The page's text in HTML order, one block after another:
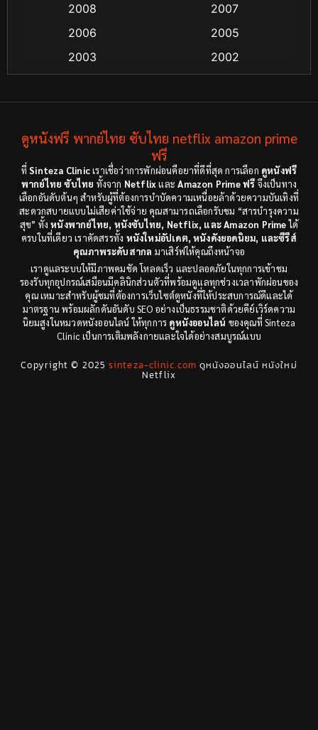
Crime อาชญากรรม (48)
Cult Film(4)
Dance เต้น (6)
Detective สืบสวน(18)
Disaster(9)
Disney+(8)
Documentary สารคดี(12)
Documentary สารคดี(3)
Drama ดราม่า(278)
Drama ดราม่า(29)
2008
2007
2006
2005
2003
2002
1998
1997
1971
1962
ดูหนังฟรี พากย์ไทย ซับไทย netflix amazon prime
ฟรี
ที่Sinteza Clinicเราเชื่อว่าการพักผ่อนคือยาที่ดีที่สุด การเลือก ดูหนังฟรี
พากย์ไทย ซับไทย ทั้งจาก NetflixและAmazon Prime ฟรี จึงเป็นทาง
เลือกอันดับต้นๆ สำหรับผู้ที่ต้องการบำบัดความเหนื่อยล้าด้วยความบันเทิงที่
สะดวกสบายแบบไม่เสียค่าใช้จ่าย คุณสามารถเลือกรับชม “สารบำรุงความ
สุข” ทั้งหนังพากย์ไทย, หนังซับไทย, Netflix, และ Amazon Primeได้
ครบในที่เดียว เราคัดสรรทั้ง หนังใหม่อัปเดต, หนังดังยอดนิยม, และซีรีส์
คุณภาพระดับสากล มาเสิร์ฟให้คุณถึงหน้าจอ
เราดูแลระบบให้มีภาพคมชัด โหลดเร็ว และปลอดภัยในทุกการเข้าชม
รองรับทุกอุปกรณ์เสมือนมีคลินิกส่วนตัวที่พร้อมดูแลทุกช่วงเวลาพักผ่อนของ
คุณ เหมาะสำหรับผู้ชมที่ต้องการเว็บไซต์ดูหนังที่ให้ประสบการณ์ดีและได้
มาตรฐาน พร้อมผลักดันอันดับ SEO อย่างเป็นธรรมชาติด้วยคีย์เวิร์ดความ
นิยมสูงในหมวดหนังออนไลน์ ให้ทุกการ ดูหนังออนไลน์ ของคุณที่ Sinteza
Clinic เป็นการเติมพลังกายและใจได้อย่างสมบูรณ์แบบ
Copyright © 2025sinteza-clinic.com ดูหนังออนไลน์ หนังใหม่
Netflix